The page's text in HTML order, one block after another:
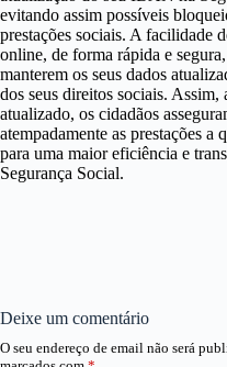
evitando assim possíveis
prestações sociais. A facilidade
online, de forma rápida e
manterem os seus dados
dos seus direitos sociais.
atualizado, os cidadãos
atempadamente as prestações
para uma maior eficiência e
Segurança Social.
Deixe um comentário
O seu endereço de email não será